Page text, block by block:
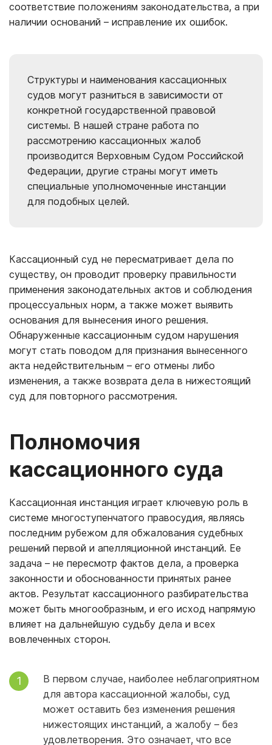
соответствие положениям законодательства, а при
наличии оснований – исправление их ошибок.
Структуры и наименования кассационных
судов могут разниться в зависимости от
конкретной государственной правовой
системы. В нашей стране работа по
рассмотрению кассационных жалоб
производится Верховным Судом Российской
Федерации, другие страны могут иметь
специальные уполномоченные инстанции
для подобных целей.
Кассационный суд не пересматривает дела по
существу, он проводит проверку правильности
применения законодательных актов и соблюдения
процессуальных норм, а также может выявить
основания для вынесения иного решения.
Обнаруженные кассационным судом нарушения
могут стать поводом для признания вынесенного
акта недействительным – его отмены либо
изменения, а также возврата дела в нижестоящий
суд для повторного рассмотрения.
Полномочия
кассационного суда
Кассационная инстанция играет ключевую роль в
системе многоступенчатого правосудия, являясь
последним рубежом для обжалования судебных
решений первой и апелляционной инстанций. Ее
задача – не пересмотр фактов дела, а проверка
законности и обоснованности принятых ранее
актов. Результат кассационного разбирательства
может быть многообразным, и его исход напрямую
влияет на дальнейшую судьбу дела и всех
вовлеченных сторон.
В первом случае, наиболее неблагоприятном
для автора кассационной жалобы, суд
может оставить без изменения решения
нижестоящих инстанций, а жалобу – без
удовлетворения. Это означает, что все